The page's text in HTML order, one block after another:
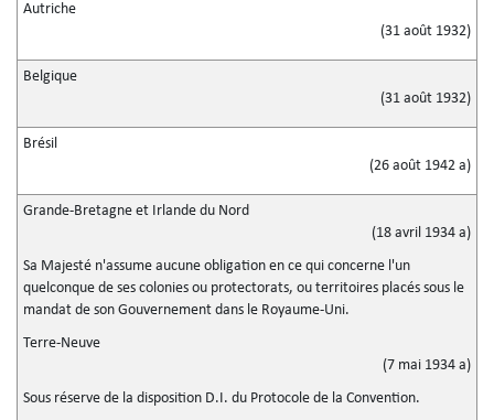
Autriche
(31 août 1932)
Belgique
(31 août 1932)
Brésil
(26 août 1942 a)
Grande-Bretagne et Irlande du Nord
(18 avril 1934 a)
Sa Majesté n'assume aucune obligation en ce qui concerne l'un
quelconque de ses colonies ou protectorats, ou territoires placés sous le
mandat de son Gouvernement dans le Royaume-Uni.
Terre-Neuve
(7 mai 1934 a)
Sous réserve de la disposition D.I. du Protocole de la Convention.